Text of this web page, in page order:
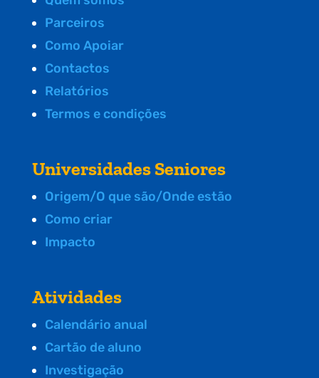
Parceiros
Como Apoiar
Contactos
Relatórios
Termos e condições
Universidades Seniores
Origem/O que são/Onde estão
Como criar
Impacto
Atividades
Calendário anual
Cartão de aluno
Investigação